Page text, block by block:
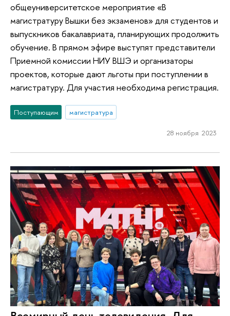
общеуниверситетское мероприятие «В
магистратуру Вышки без экзаменов» для студентов и
выпускников бакалавриата, планирующих продолжить
обучение. В прямом эфире выступят представители
Приемной комиссии НИУ ВШЭ и организаторы
проектов, которые дают льготы при поступлении в
магистратуру. Для участия необходима регистрация.
Поступающим магистратура
28 ноября 2023